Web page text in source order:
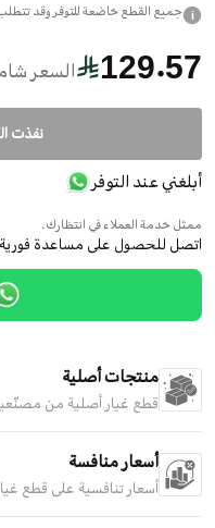
i جميع القطع خاضعة للتوفر وقد
129.57 السعر
نفذت
أبلغني عند التوفر
ممثل خدمة العملاء في انتظارك.
اتصل للحصول على مساعدة
منتجات أصلية
قطع غيار أصلية من
أسعار منافسة
أسعار تنافسية على قطع